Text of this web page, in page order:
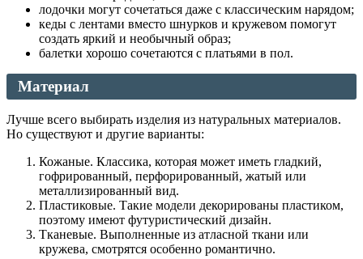
лодочки могут сочетаться даже с классическим нарядом;
кеды с лентами вместо шнурков и кружевом помогут
создать яркий и необычный образ;
балетки хорошо сочетаются с платьями в пол.
Материал
Лучше всего выбирать изделия из натуральных материалов.
Но существуют и другие варианты:
Кожаные. Классика, которая может иметь гладкий,
гофрированный, перфорированный, жатый или
металлизированный вид.
Пластиковые. Такие модели декорированы пластиком,
поэтому имеют футуристический дизайн.
Тканевые. Выполненные из атласной ткани или
кружева, смотрятся особенно романтично.